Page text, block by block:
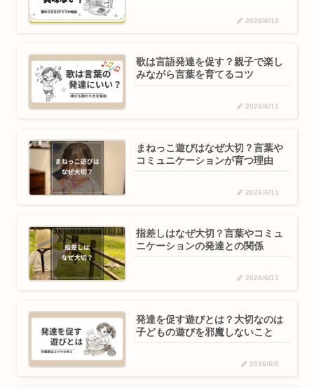
2026/6/12
歌は言語発達を促す？親子で楽し
みながら言葉を育てるコツ
2026/6/11
まねっこ遊びはなぜ大切？言葉や
コミュニケーションが育つ理由
2026/6/11
指差しはなぜ大切？言葉やコミュ
ニケーションの発達との関係
2026/6/11
発達を促す遊びとは？大切なのは
子どもの遊びを邪魔しないこと
2026/6/6